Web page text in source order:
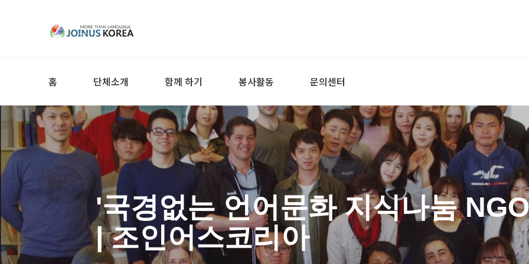
홈 단체소개 함께 하기 봉사활동 문의센터
'국경없는 언어문화 지식나눔
| 조인어스코리아